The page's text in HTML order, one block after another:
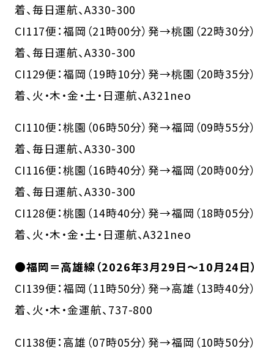
着、毎日運航、A330-300
CI117便：福岡（21時00分）発→桃園（22時30分）
着、毎日運航、A330-300
CI129便：福岡（19時10分）発→桃園（20時35分）
着、火・木・金・土・日運航、A321neo
CI110便：桃園（06時50分）発→福岡（09時55分）
着、毎日運航、A330-300
CI116便：桃園（16時40分）発→福岡（20時00分）
着、毎日運航、A330-300
CI128便：桃園（14時40分）発→福岡（18時05分）
着、火・木・金・土・日運航、A321neo
●福岡＝高雄線（2026年3月29日～10月24日）
CI139便：福岡（11時50分）発→高雄（13時40分）
着、火・木・金運航、737-800
CI138便：高雄（07時05分）発→福岡（10時50分）